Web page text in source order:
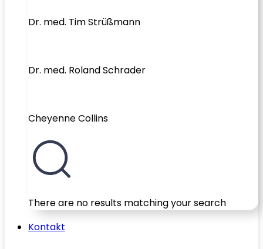
Dr. med. Tim Strüßmann
Dr. med. Roland Schrader
Cheyenne Collins
There are no results matching your search
Kontakt